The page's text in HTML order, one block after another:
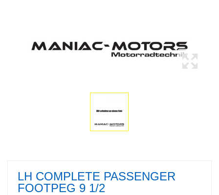
LH COMPLETE PASSENGER
FOOTPEG 9 1/2